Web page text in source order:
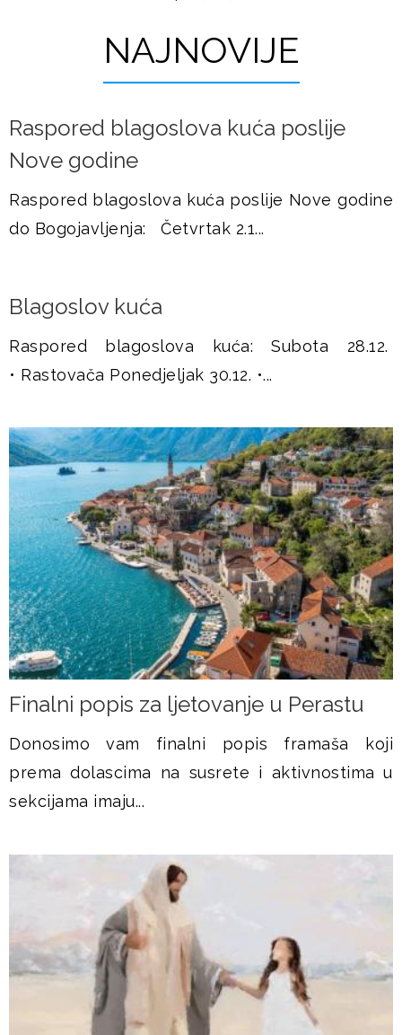
e
c
e
NAJNOVIJE
Raspored blagoslova kuća poslije
Nove godine
Raspored blagoslova kuća poslije Nove godine
do Bogojavljenja: Četvrtak 2.1...
Blagoslov kuća
Raspored blagoslova kuća: Subota 28.12.
• Rastovača Ponedjeljak 30.12. •...
Finalni popis za ljetovanje u Perastu
Donosimo vam finalni popis framaša koji
prema dolascima na susrete i aktivnostima u
sekcijama imaju...